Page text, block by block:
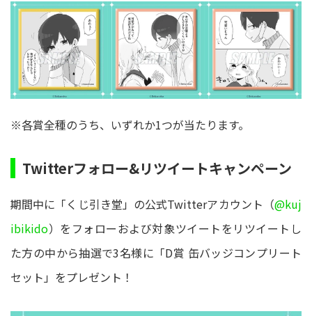
※各賞全種のうち、いずれか1つが当たります。
Twitterフォロー&リツイートキャンペーン
期間中に「くじ引き堂」の公式Twitterアカウント（@kuj
ibikido）をフォローおよび対象ツイートをリツイートし
た方の中から抽選で3名様に「D賞 缶バッジコンプリート
セット」をプレゼント！